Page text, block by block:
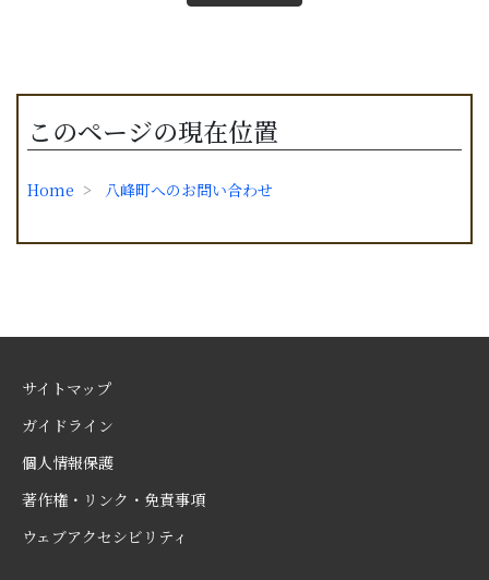
このページの現在位置
Home 八峰町へのお問い合わせ
サイトマップ
ガイドライン
個人情報保護
著作権・リンク・免責事項
ウェブアクセシビリティ